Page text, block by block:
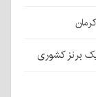
برنز کشوری